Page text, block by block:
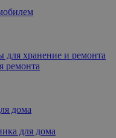
для хранение и ремонта
ремонта
дома
для дома